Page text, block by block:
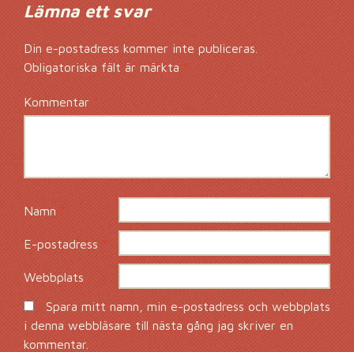
Lämna ett svar
Din e-postadress kommer inte publiceras.
Obligatoriska fält är märkta*
Kommentar*
Namn *
E-postadress*
Webbplats
Spara mitt namn, min e-postadress och webbplats
i denna webbläsare till nästa gång jag skriver en
kommentar.